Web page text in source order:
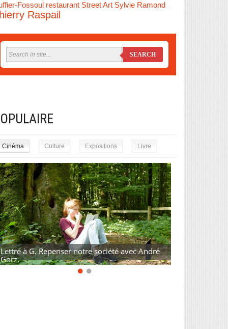
Fossoul restaurant Street Art Sylvie Ramond
Raspail
SEARCH
Cinéma Culture Expositions Livre
Lettre à G. Repenser notre société avec André
Gorz.